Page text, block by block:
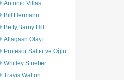
Antonio Villas
Bill Hermann
Betty,Barny Hill
Allagash Olayı
Profesör Salter ve Oğlu
Whitley Strieber
Travis Walton